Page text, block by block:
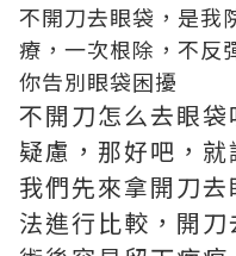
不開刀去眼袋，是我
療，一次根除，不反
你告別眼袋困擾
不開刀怎么去眼
疑慮，那好吧，
我們先來拿開刀
法進行比較，開刀